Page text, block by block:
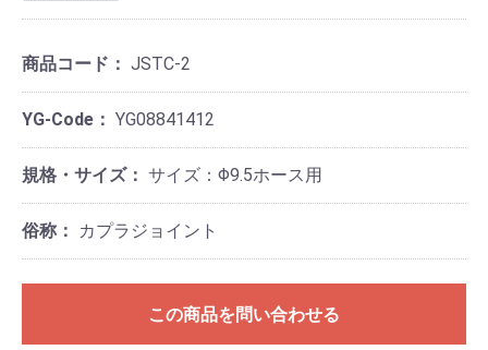
商品コード： JSTC-2
YG-Code： YG08841412
規格・サイズ： サイズ：Φ9.5ホース用
俗称： カプラジョイント
この商品を問い合わせる